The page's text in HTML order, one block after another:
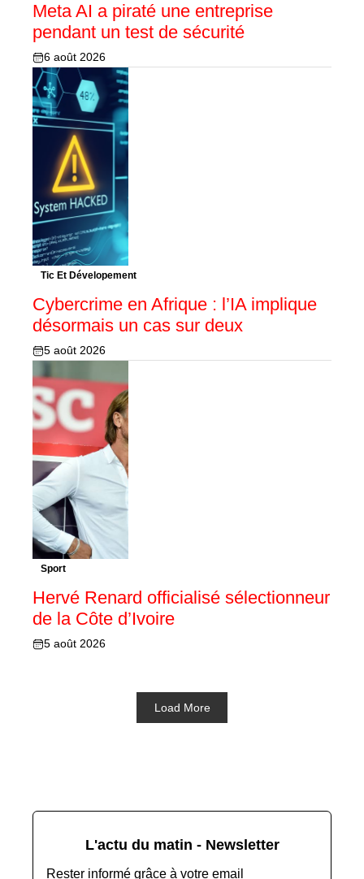
Meta AI a piraté une entreprise
pendant un test de sécurité
6 août 2026
Tic Et Dévelopement
Cybercrime en Afrique : l’IA implique
désormais un cas sur deux
5 août 2026
Sport
Hervé Renard officialisé sélectionneur
de la Côte d’Ivoire
5 août 2026
Load More
L'actu du matin - Newsletter
Rester informé grâce à votre email